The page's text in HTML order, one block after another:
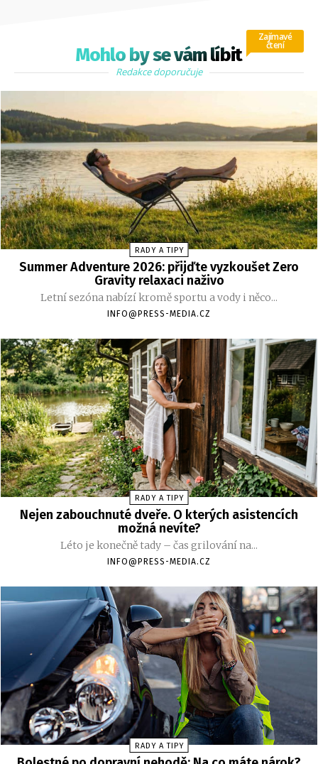
Mohlo by se vám líbit
Zajímavé
čtení
Redakce doporučuje
RADY A TIPY
Summer Adventure 2026: přijďte vyzkoušet Zero
Gravity relaxaci naživo
Letní sezóna nabízí kromě sportu a vody i něco...
INFO@PRESS-MEDIA.CZ
RADY A TIPY
Nejen zabouchnuté dveře. O kterých asistencích
možná nevíte?
Léto je konečně tady – čas grilování na...
INFO@PRESS-MEDIA.CZ
RADY A TIPY